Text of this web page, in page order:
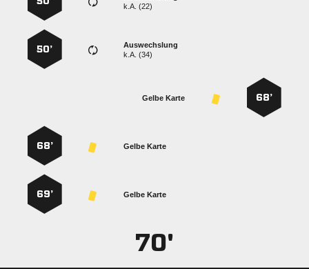
k.A. (22)
Auswechslung
k.A. (34)
50’
68’
Gelbe Karte
Gelbe Karte
68’
Gelbe Karte
69’
70'